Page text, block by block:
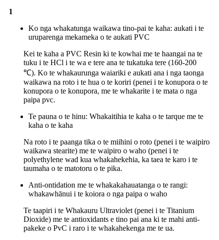
1
Ko nga whakatunga waikawa tino-pai te kaha: aukati i te
uruparenga mekameka o te aukati PVC
Kei te kaha a PVC Resin ki te kowhai me te haangai na te
tuku i te HCl i te wa e tere ana te tukatuka tere (160-200
℃). Ko te whakaurunga waiariki e aukati ana i nga taonga
waikawa na roto i te hua o te koriri (penei i te konupora o te
konupora o te konupora, me te whakarite i te mata o nga
paipa pvc.
Te pauna o te hinu: Whakaitihia te kaha o te tarque me te
kaha o te kaha
Na roto i te paanga tika o te miihini o roto (penei i te waipiro
waikawa stearite) me te waipiro o waho (penei i te
polyethylene wad kua whakahekehia, ka taea te karo i te
taumaha o te matotoru o te pika.
Anti-ontidation me te whakakahauatanga o te rangi:
whakawhānui i te koiora o nga paipa o waho
Te taapiri i te Whakauru Ultraviolet (penei i te Titanium
Dioxide) me te antioxidants e tino pai ana ki te mahi anti-
pakeke o PvC i raro i te whakahekenga me te ua.